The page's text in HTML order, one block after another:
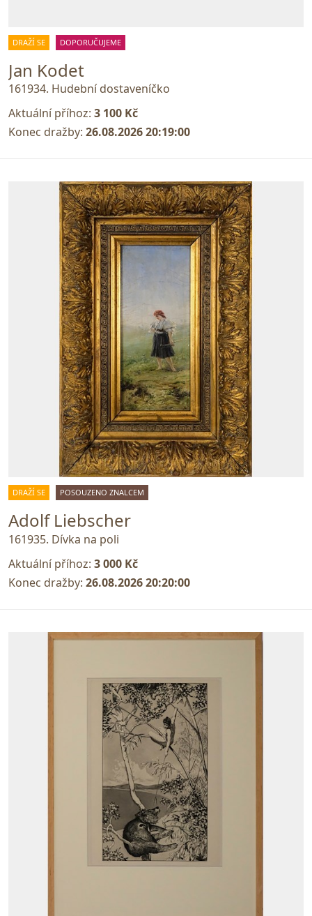
DRAŽÍ SE DOPORUČUJEME
Jan Kodet
161934. Hudební dostaveníčko
Aktuální příhoz: 3 100 Kč
Konec dražby: 26.08.2026 20:19:00
DRAŽÍ SE POSOUZENO ZNALCEM
Adolf Liebscher
161935. Dívka na poli
Aktuální příhoz: 3 000 Kč
Konec dražby: 26.08.2026 20:20:00